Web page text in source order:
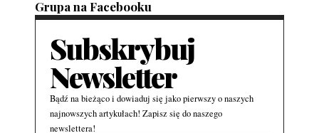
Grupa na Facebooku
Subskrybuj
Newsletter
Bądź na bieżąco i dowiaduj się jako pierwszy o naszych
najnowszych artykułach! Zapisz się do naszego
newslettera!